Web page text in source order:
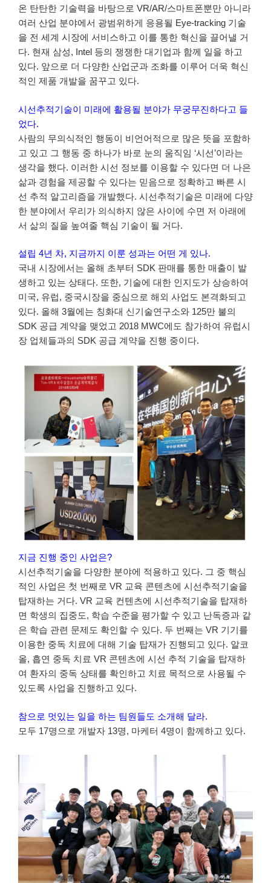
온 탄탄한 기술력을 바탕으로 VR/AR/스마트폰뿐만 아니라
여러 산업 분야에서 광범위하게 응용될 Eye-tracking 기술
을 전 세계 시장에 서비스하고 이를 통한 혁신을 끌어낼 거
다. 현재 삼성, Intel 등의 쟁쟁한 대기업과 함께 일을 하고
있다. 앞으로 더 다양한 산업군과 조화를 이루어 더욱 혁신
적인 제품 개발을 꿈꾸고 있다.
시선추적기술이 미래에 활용될 분야가 무궁무진하다고 들
었다.
사람의 무의식적인 행동이 비언어적으로 많은 뜻을 포함하
고 있고 그 행동 중 하나가 바로 눈의 움직임 ‘시선’이라는
생각을 했다. 이러한 시선 정보를 이용할 수 있다면 더 나은
삶과 경험을 제공할 수 있다는 믿음으로 정확하고 빠른 시
선 추적 알고리즘을 개발했다. 시선추적기술은 미래에 다양
한 분야에서 우리가 의식하지 않은 사이에 수면 저 아래에
서 삶의 질을 높여줄 핵심 기술이 될 거다.
설립 4년 차, 지금까지 이룬 성과는 어떤 게 있나.
국내 시장에서는 올해 초부터 SDK 판매를 통한 매출이 발
생하고 있는 상태다. 또한, 기술에 대한 인지도가 상승하여
미국, 유럽, 중국시장을 중심으로 해외 사업도 본격화되고
있다. 올해 3월에는 칭화대 신기술연구소와 125만 불의
SDK 공급 계약을 맺었고 2018 MWC에도 참가하여 유럽시
장 업체들과의 SDK 공급 계약을 진행 중이다.
지금 진행 중인 사업은?
시선추적기술을 다양한 분야에 적용하고 있다. 그 중 핵심
적인 사업은 첫 번째로 VR 교육 콘텐츠에 시선추적기술을
탑재하는 거다. VR 교육 컨텐츠에 시선추적기술을 탑재하
면 학생의 집중도, 학습 수준을 평가할 수 있고 난독증과 같
은 학습 관련 문제도 확인할 수 있다. 두 번째는 VR 기기를
이용한 중독 치료에 대해 기술 탑재가 진행되고 있다. 알코
올, 흡연 중독 치료 VR 콘텐츠에 시선 추적 기술을 탑재하
여 환자의 중독 상태를 확인하고 치료 목적으로 사용될 수
있도록 사업을 진행하고 있다.
참으로 멋있는 일을 하는 팀원들도 소개해 달라.
모두 17명으로 개발자 13명, 마케터 4명이 함께하고 있다.